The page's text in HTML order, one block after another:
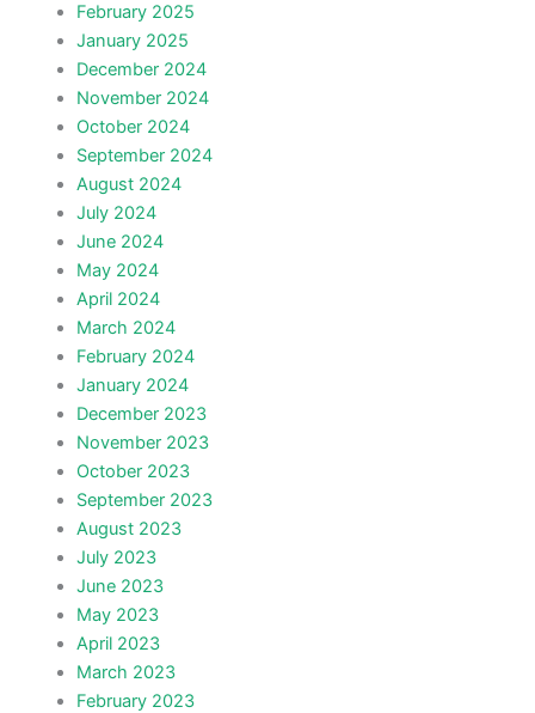
February 2025
January 2025
December 2024
November 2024
October 2024
September 2024
August 2024
July 2024
June 2024
May 2024
April 2024
March 2024
February 2024
January 2024
December 2023
November 2023
October 2023
September 2023
August 2023
July 2023
June 2023
May 2023
April 2023
March 2023
February 2023